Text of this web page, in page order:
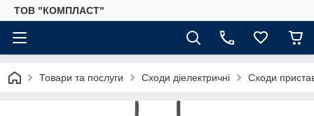
ТОВ "КОМПЛАСТ"
Товари та послуги Сходи діелектричні Сходи